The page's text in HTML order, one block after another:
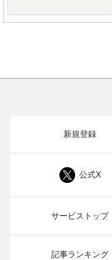
新規登録
公式X
サービストップ
記事ランキング